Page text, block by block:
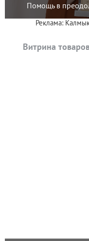
Помощь в
Реклама:
Витрина